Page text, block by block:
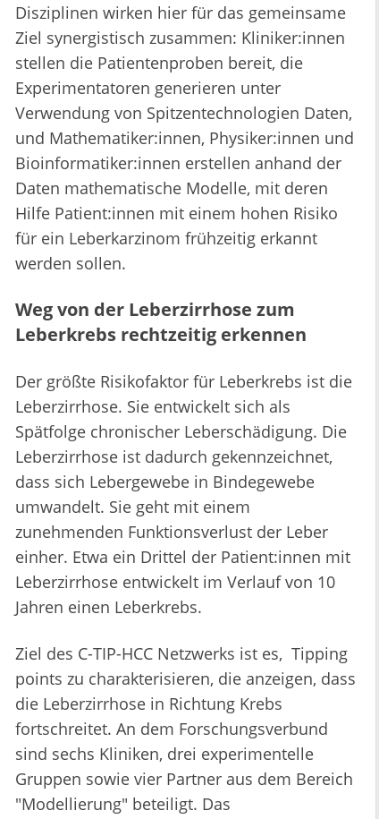
Disziplinen wirken hier für das gemeinsame
Ziel synergistisch zusammen: Kliniker:innen
stellen die Patientenproben bereit, die
Experimentatoren generieren unter
Verwendung von Spitzentechnologien Daten,
und Mathematiker:innen, Physiker:innen und
Bioinformatiker:innen erstellen anhand der
Daten mathematische Modelle, mit deren
Hilfe Patient:innen mit einem hohen Risiko
für ein Leberkarzinom frühzeitig erkannt
werden sollen.
Weg von der Leberzirrhose zum
Leberkrebs rechtzeitig erkennen
Der größte Risikofaktor für Leberkrebs ist die
Leberzirrhose. Sie entwickelt sich als
Spätfolge chronischer Leberschädigung. Die
Leberzirrhose ist dadurch gekennzeichnet,
dass sich Lebergewebe in Bindegewebe
umwandelt. Sie geht mit einem
zunehmenden Funktionsverlust der Leber
einher. Etwa ein Drittel der Patient:innen mit
Leberzirrhose entwickelt im Verlauf von 10
Jahren einen Leberkrebs.
Ziel des C-TIP-HCC Netzwerks ist es, Tipping
points zu charakterisieren, die anzeigen, dass
die Leberzirrhose in Richtung Krebs
fortschreitet. An dem Forschungsverbund
sind sechs Kliniken, drei experimentelle
Gruppen sowie vier Partner aus dem Bereich
"Modellierung" beteiligt. Das